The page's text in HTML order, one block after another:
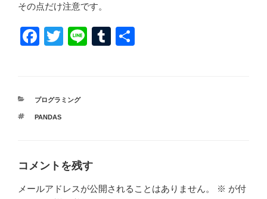
その点だけ注意です。
F
e
b
k
T
er
Li
T
カ
ゴ
プログラミング
タ
PANDAS
コメントを残す
メールアドレスが公開されることはありません。 ※ が付